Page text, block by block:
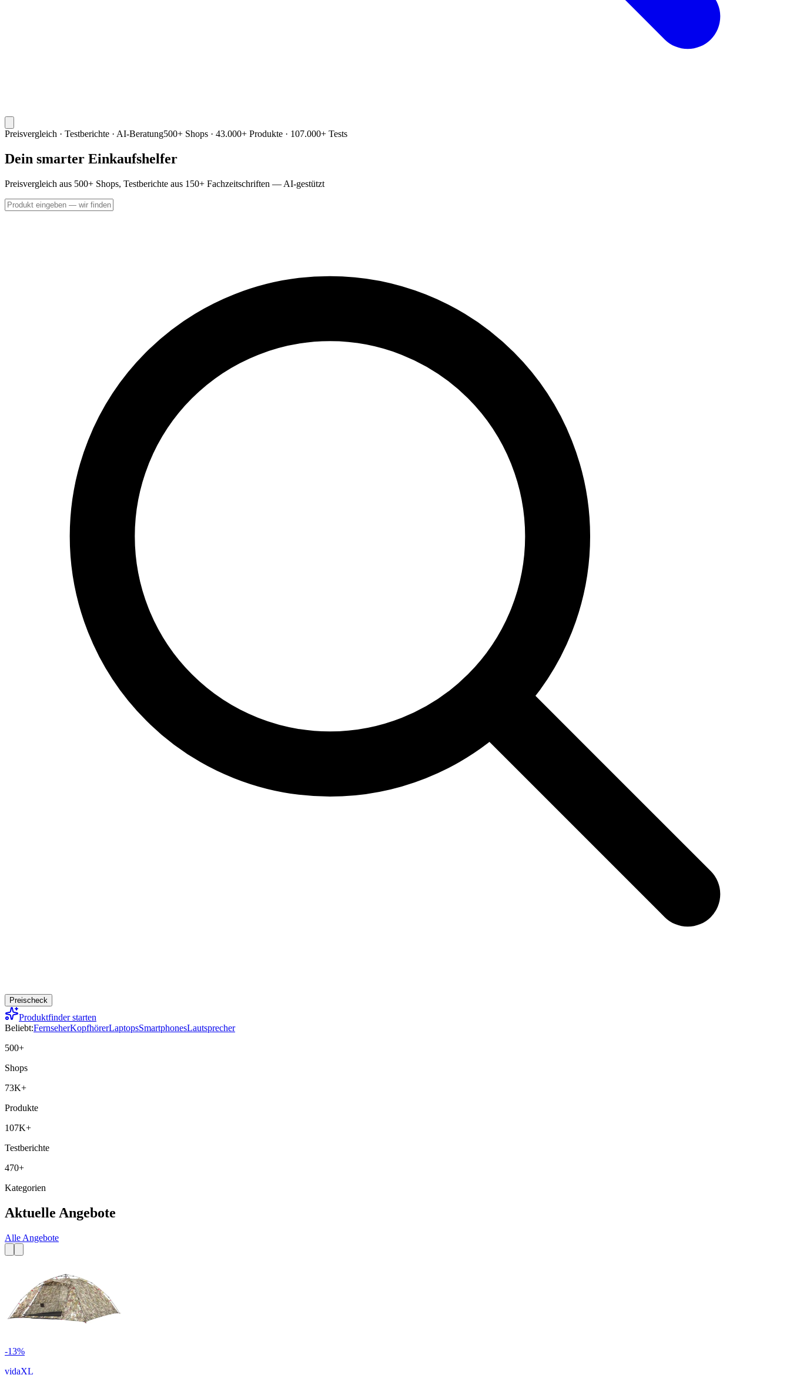
Preisvergleich · Testberichte · AI-Beratung500+ Shops · 43.000+ Produkte · 107.000+ Tests
Dein smarter Einkaufshelfer
Preisvergleich aus 500+ Shops, Testberichte aus 150+ Fachzeitschriften — AI-gestützt
Preischeck
Produktfinder starten
Beliebt:FernseherKopfhörerLaptopsSmartphonesLautsprecher
500+
Shops
73K+
Produkte
107K+
Testberichte
470+
Kategorien
Aktuelle Angebote
Alle Angebote
-13%
vidaXL